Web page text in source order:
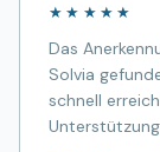
★★★★★
Das
Solvia
schnell